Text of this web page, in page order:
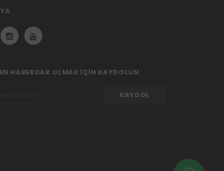
HABERDAR OLMAK IÇIN KAYDOLUN